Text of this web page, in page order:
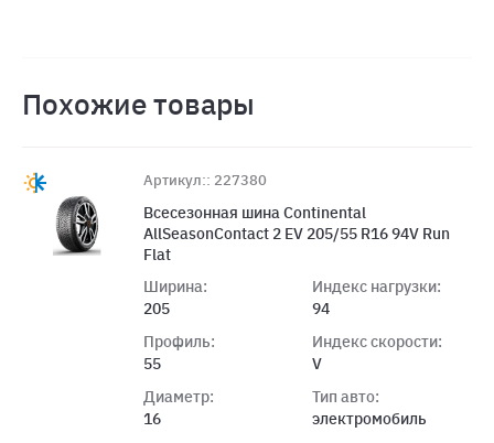
Похожие товары
Артикул:: 227380
Всесезонная шина Continental
AllSeasonContact 2 EV 205/55 R16 94V Run
Flat
Ширина:
205
Профиль:
55
Диаметр:
16
Индекс нагрузки:
94
Индекс скорости:
V
Тип авто:
электромобиль